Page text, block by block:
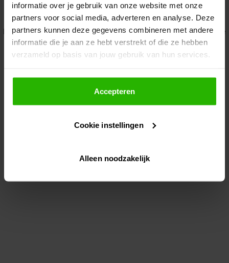
informatie over je gebruik van onze website met onze
partners voor social media, adverteren en analyse. Deze
partners kunnen deze gegevens combineren met andere
informatie die je aan ze hebt verstrekt of die ze hebben
verzameld op basis van jouw gebruik van hun services.
Als je op "Accepteer" klikt, dan geef je Voordeeluitjes.nl
toestemming om cookies voor social media en
gepersonaliseerde advertenties te plaatsen.
Lees hier meer over in onsprivacybeleid
Via "Cookie instellingen" kun je ook zelf instellen welke
Accepteren
Cookie instellingen
Alleen noodzakelijk
Application error: a client-side exception has occurred while
loadingwww.voordeeluitjes.nl (see the browser console for more
information).